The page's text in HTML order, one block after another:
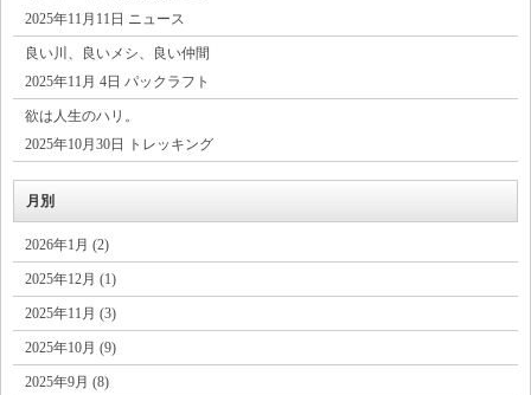
2025年11月11日 ニュース
良い川、良いメシ、良い仲間
2025年11月 4日 パックラフト
欲は人生のハリ。
2025年10月30日 トレッキング
月別
2026年1月 (2)
2025年12月 (1)
2025年11月 (3)
2025年10月 (9)
2025年9月 (8)